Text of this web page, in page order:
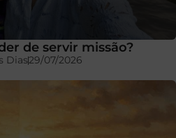
de servir missão?
Dias29/07/2026